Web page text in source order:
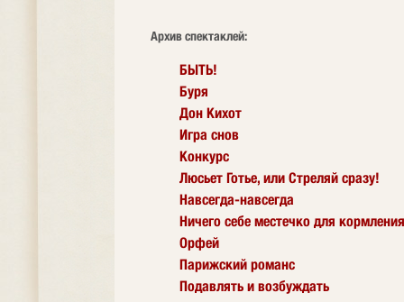
Архив спектаклей:
БЫТЬ!
Буря
Дон Кихот
Игра снов
Конкурс
Люсьет Готье, или Стреляй сразу!
Навсегда-навсегда
Ничего себе местечко для
Орфей
Парижский романс
Подавлять и возбуждать